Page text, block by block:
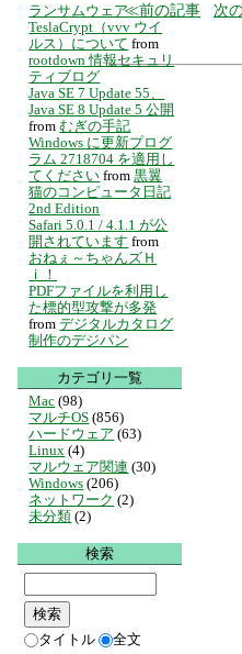
前の記事 次
ランサムウェア
TeslaCrypt（vvv ウイ
ルス）について from
rootdown 情報セキュリ
ティブログ
Java SE 7 Update 55、
Java SE 8 Update 5 公開
from むぎの手記
Windows に更新プログ
ラム 2718704 を適用し
てください from 黒翼
猫のコンピュータ日記
2nd Edition
Safari 5.0.1 / 4.1.1 が公
開されています from
おねぇ～ちゃんズＨ
ｉ！
PDFファイルを利用し
た標的型攻撃が多発
from デジタルカタログ
制作のデジパン
カテゴリ一覧
Mac (98)
マルチOS (856)
ハードウェア (63)
Linux (4)
マルウェア関連 (30)
Windows (206)
ネットワーク (2)
未分類 (2)
検索
タイトル 全文